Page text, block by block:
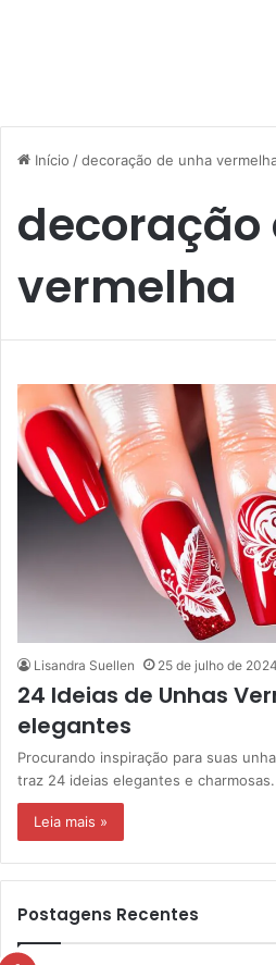
Início /decoração de unha
decoração
vermelha
Lisandra Suellen 25 de julho de 2024
24 Ideias de Unhas
elegantes
Procurando inspiração para suas
traz 24 ideias elegantes e charmosas.
Leia mais »
Postagens Recentes